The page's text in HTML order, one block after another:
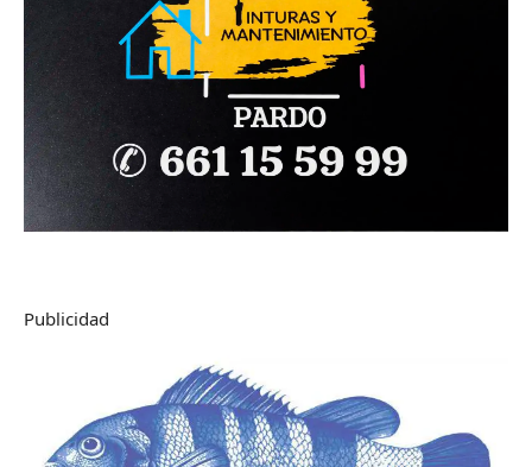
Publicidad